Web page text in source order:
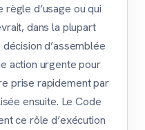
règle d’usage ou qui
dans la plupart
d’assemblée
action urgente pour
prise rapidement par
ensuite. Le Code
ce rôle d’exécution